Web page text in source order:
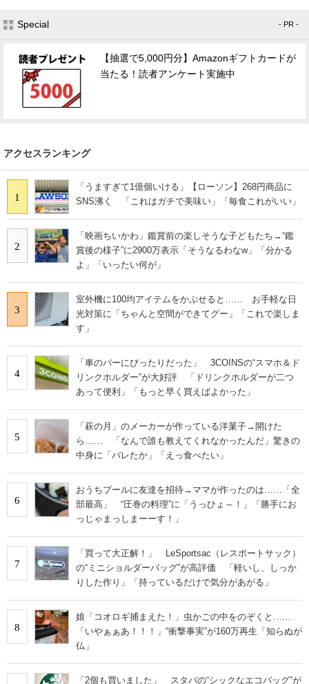
Special - PR -
【抽選で5,000円分】Amazonギフトカードが
当たる！読者アンケート実施中
アクセスランキング
1
「うますぎて1億個いける」【ローソン】268円商品に
SNS沸く 「これはガチで美味い」「毎食これがいい」
2
「映画ちいかわ」鑑賞前の楽しそうな子どもたち→“鑑
賞後の様子”に2900万表示「そうなるわなw」「分かる
よ」「いったい何が」
3
室外機に100均アイテムをかぶせると…… お手軽な日
光対策に「ちゃんと空間ができてグー」「これで楽しま
す」
4
「車のバーにぴったりだった」 3COINSの“スマホ＆ド
リンクホルダー”が大好評 「ドリンクホルダーが二つ
あって便利」「もっと早く買えばよかった」
5
「萩の月」のメーカーが作っている洋菓子→開けた
ら…… 「なんで誰も教えてくれなかったんだ」驚きの
中身に「バレたか」「えっ食べたい」
6
おうちプールに友達を招待→ママが作ったのは……「全
部最高」 “圧巻の料理”に「うっひょ～！」「勝手にお
っじゃまっしまーーす！」
7
「買って大正解！」 LeSportsac（レスポートサック）
の“ミニショルダーバッグ”が高評価 「軽いし、しっか
りした作り」「持っているだけで気分があがる」
8
娘「コオロギ捕まえた！」虫かごの中をのぞくと……
「いやぁぁあ！！！」“衝撃事実”が160万再生「知らぬが
仏」
「2個も買いました」 スタバの“シックなエコバッグ”が